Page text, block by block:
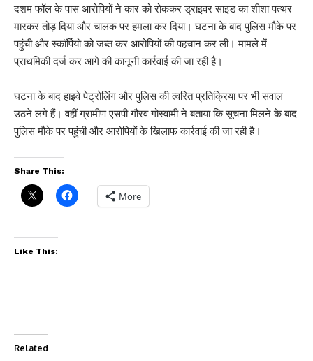
दशम फॉल के पास आरोपियों ने कार को रोककर ड्राइवर साइड का शीशा पत्थर
मारकर तोड़ दिया और चालक पर हमला कर दिया। घटना के बाद पुलिस मौके पर
पहुंची और स्कॉर्पियो को जब्त कर आरोपियों की पहचान कर ली। मामले में
प्राथमिकी दर्ज कर आगे की कानूनी कार्रवाई की जा रही है।
घटना के बाद हाइवे पेट्रोलिंग और पुलिस की त्वरित प्रतिक्रिया पर भी सवाल
उठने लगे हैं। वहीं ग्रामीण एसपी गौरव गोस्वामी ने बताया कि सूचना मिलने के बाद
पुलिस मौके पर पहुंची और आरोपियों के खिलाफ कार्रवाई की जा रही है।
Share This:
More
Like This:
Related